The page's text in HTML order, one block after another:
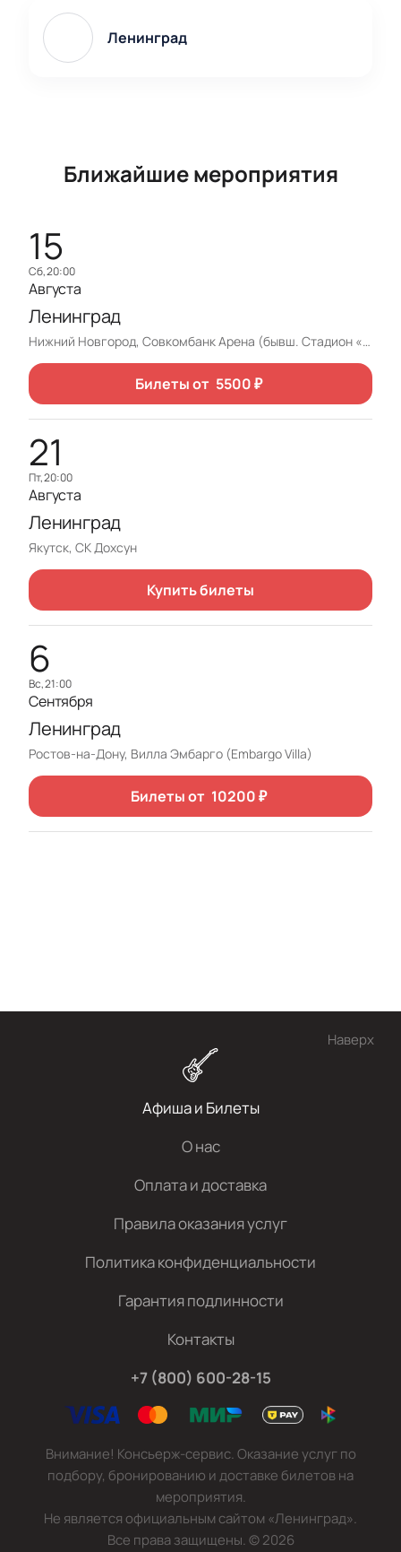
Ленинград
Ближайшие мероприятия
15
сб, 20:00
Августа
Ленинград
Нижний Новгород, Совкомбанк Арена (бывш. Стадион «Нижний Новгород»)
Билеты от 5500₽
21
пт, 20:00
Августа
Ленинград
Якутск, СК Дохсун
Купить билеты
6
вс, 21:00
Сентября
Ленинград
Ростов-на-Дону, Вилла Эмбарго (Embargo Villa)
Билеты от 10200₽
Наверх
Афиша и Билеты
О нас
Оплата и доставка
Правила оказания услуг
Политика конфиденциальности
Гарантия подлинности
Контакты
+7 (800) 600-28-15
Внимание! Консьерж-сервис. Оказание услуг по
подбору, бронированию и доставке билетов на
мероприятия.
Не является официальным сайтом «Ленинград».
Все права защищены.©2026